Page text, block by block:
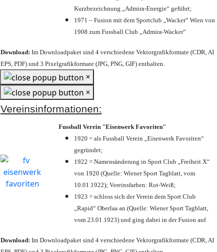
Kurzbezeichnung „Admira-Energie“ geführt;
1971 – Fusion mit dem Sportclub „Wacker“ Wien von
1908 zum Fussball Club „Admira-Wacker“
Download: Im Downloadpaket sind 4 verschiedene Vektorgrafikformate (CDR, AI
EPS, PDF) und 3 Pixelgrafikformate (JPG, PNG, GIF) enthalten.
×
×
Vereinsinformationen:
Fussball Verein "Eisenwerk Favoriten"
1920 = als Fussball Verein „Eisenwerk Favoriten“
gegründet;
1922 = Namensänderung in Sport Club „Freiheit X“
von 1920 (Quelle: Wiener Sport Tagblatt, vom
10.01.1922); Vereinsfarben: Rot-Weiß;
1923 = schloss sich der Verein dem Sport Club
„Rapid“ Oberlaa an (Quelle: Wiener Sport Tagblatt,
vom 23.01.1923) und ging dabei in der Fusion auf
Download: Im Downloadpaket sind 4 verschiedene Vektorgrafikformate (CDR, AI